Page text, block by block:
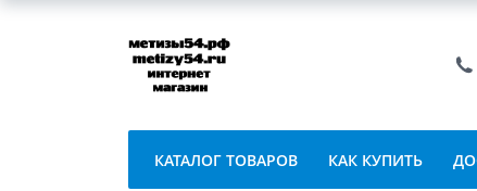
КАТАЛОГ ТОВАРОВ КАК КУПИТЬ